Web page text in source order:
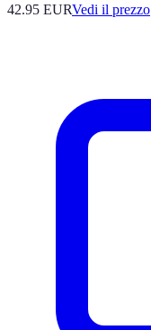
42.95 EURVedi il prezzo